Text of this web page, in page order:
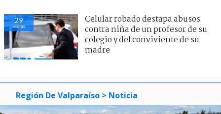
29
visitas
Celular robado destapa abusos
contra niña de un profesor de su
colegio y del conviviente de su
madre
Región De Valparaíso > Noticia